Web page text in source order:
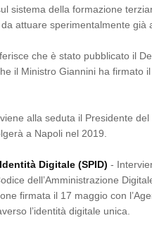
sistema della formazione
attuare sperimentalmente già
che è stato pubblicato il
il Ministro Giannini ha
alla seduta il Presidente
a Napoli nel 2019.
Digitale (SPID) -
dell’Amministrazione
firmata il 17 maggio con
l’identità digitale unica.